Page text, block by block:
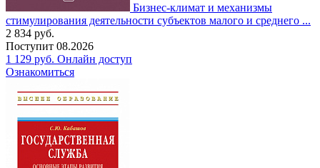
Бизнес-климат и механизмы
стимулирования деятельности субъектов малого и среднего ...
2 834 руб.
Поступит 08.2026
1 129 руб. Онлайн доступ
Ознакомиться